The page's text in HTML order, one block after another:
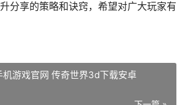
分享的策略和诀窍，希望对广大玩家有
游戏官网 传奇世界3d下载安卓